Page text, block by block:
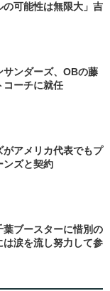
可能性は無限大」吉
ンダーズ、OBの藤
コーチに就任
アメリカ代表でもプ
ンズと契約
ブースターに惜別の
は涙を流し努力して参